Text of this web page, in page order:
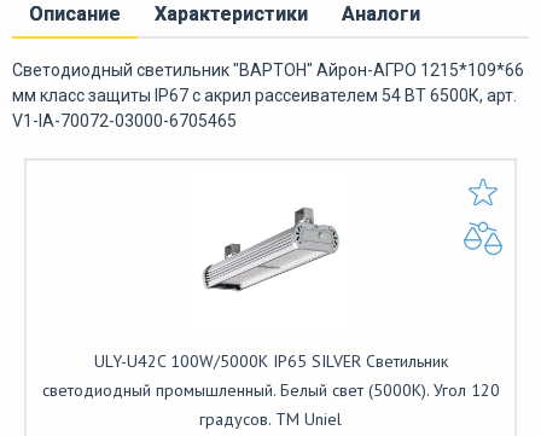
Описание Характеристики Аналоги
Светодиодный светильник "ВАРТОН" Айрон-АГРО 1215*109*66
мм класс защиты IP67 с акрил рассеивателем 54 ВТ 6500К, арт.
V1-IA-70072-03000-6705465
ULY-U42C 100W/5000K IP65 SILVER Светильник
светодиодный промышленный. Белый свет (5000K). Угол 120
градусов. TM Uniel